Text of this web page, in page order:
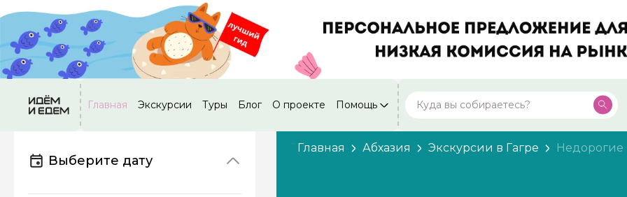
Главная Экскурсии Туры Блог О проекте Помощь
Москва
Россия
Посмотреть все города
Выберите дату
Главная Абхазия Экскурсии в Гагре Недорогие